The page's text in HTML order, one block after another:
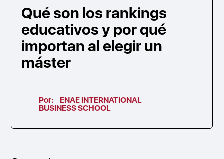
Qué son los rankings
educativos y por qué
importan al elegir un
máster
Por:
ENAE INTERNATIONAL
BUSINESS SCHOOL